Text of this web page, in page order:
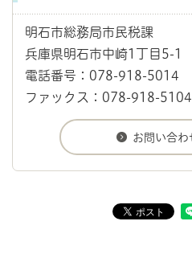
明石市総務局市民税課
兵庫県明石市中崎1丁目5-1
電話番号：078-918-5014
ファックス：078-918-5104